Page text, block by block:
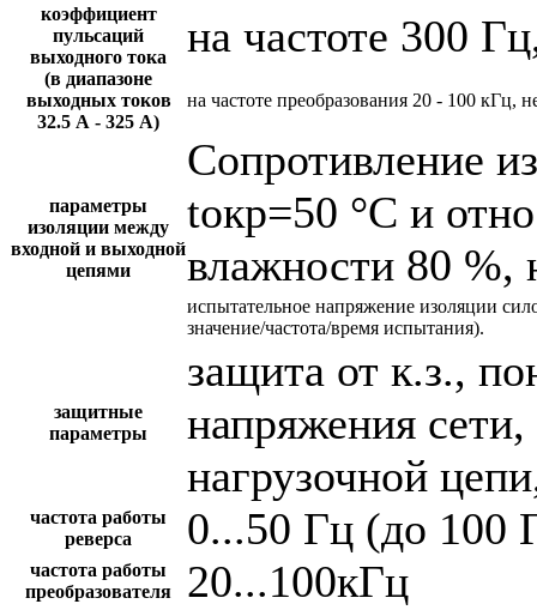
коэффициент
пульсаций
выходного тока
(в диапазоне
выходных токов
32.5 А - 325 А)
на частоте 300
на частоте преобразования 20 - 100 кГц,
параметры
изоляции между
входной и выходной
цепями
Сопротивление
tокр=50 °С и
влажности 80 %,
испытательное напряжение изоляции
значение/частота/время испытания).
защитные
параметры
защита от к.з.,
напряжения
нагрузочной
частота работы
реверса
0...50 Гц (до 100
частота работы
преобразователя
20...100кГц